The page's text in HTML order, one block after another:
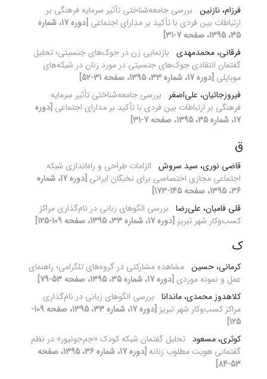
فرزام، نازنین بررسی جامعه‌شناختی تأثیر سرمایه فرهنگی بر
ارتباطات بین فردی با تأکید بر مدارای اجتماعی
[دوره 17، شماره
35، 1395، صفحه 7-31]
فرقانی، محمدمهدی بازنمایی زن در جوک‌های جنسیتی؛ تحلیل
گفتمان انتقادی جوک‌های جنسیتی در مورد زنان در شبکه‌های
موبایلی [دوره 17، شماره 33، 1395، صفحه 31-52]
فیروزجائیان، علی‌اصغر
بررسی جامعه‌شناختی تأثیر سرمایه
فرهنگی بر ارتباطات بین فردی با تأکید بر مدارای اجتماعی [دوره
17، شماره 35، 1395، صفحه 7-31]
ق
قاضی نوری، سید سروش الزامات طراحی و راه‌اندازی شبکه
اجتماعی مجازی اختصاصی برای نخبگان ایرانی
[دوره 17، شماره
36، 1395، صفحه 145-173]
قلی فامیان، علی‌رضا بررسی الگوهای زبانی در نام‌گذاری مراکز
کسب‌وکار شهر تبریز [دوره 17، شماره 33، 1395، صفحه 109-125]
ک
کرمانی، حسین مشاهده مشارکتی در گروه‌های تلگرامی؛ راهنمای
عمل و نمونه موردی [دوره 17، شماره 35، 1395، صفحه 53-79]
کلاهدوز محمدی، ماندانا بررسی الگوهای زبانی در نام‌گذاری
مراکز کسب‌وکار شهر تبریز
[دوره 17، شماره 33، 1395، صفحه 109-
125]
کوثری، مسعود تحلیل گفتمان شبکه کودک «جم‌جونیور» در نظم
گفتمانی هویت مطلوب زنانه
[دوره 17، شماره 36، 1395، صفحه
53-84]